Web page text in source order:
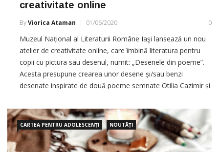
creativitate online
ByViorica Ataman 01/06/2020 0
Muzeul Național al Literaturii Române Iaşi lansează un nou
atelier de creativitate online, care îmbină literatura pentru
copii cu pictura sau desenul, numit: „Desenele din poeme”.
Acesta presupune crearea unor desene și/sau benzi
desenate inspirate de două poeme semnate Otilia Cazimir și
cuprinsă între 9 și […]
CARTEA PENTRU ADOLESCENȚI NOUTĂȚI